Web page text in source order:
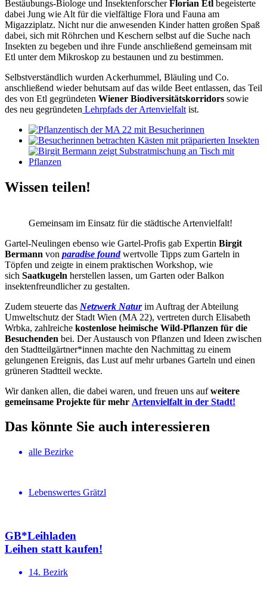
Bestäubungs-Biologe und InsektenforscherFlorian Etl begeisterte
dabei Jung wie Alt für die vielfältige Flora und Fauna am
Migazziplatz. Nicht nur die anwesenden Kinder hatten großen Spaß
dabei, sich mit Röhrchen und Keschern selbst auf die Suche nach
Insekten zu begeben und ihre Funde anschließend gemeinsam mit
Etl unter dem Mikroskop zu bestaunen und zu bestimmen.
Selbstverständlich wurden Ackerhummel, Bläuling und Co.
anschließend wieder behutsam auf das wilde Beet entlassen, das Teil
des von Etl gegründeten Wiener Biodiversitätskorridors sowie
des neu gegründeten Lehrpfads der Artenvielfalt ist.
Wissen teilen!
Gemeinsam im Einsatz für die städtische Artenvielfalt!
Gartel-Neulingen ebenso wie Gartel-Profis gab Expertin Birgit
Bermann von paradise found wertvolle Tipps zum Garteln in
Töpfen und zeigte in einem praktischen Workshop, wie
sich Saatkugeln herstellen lassen, um Garten oder Balkon
insektenfreundlicher zu gestalten.
Zudem steuerte das Netzwerk Natur im Auftrag der Abteilung
Umweltschutz der Stadt Wien (MA 22), vertreten durch Elisabeth
Wrbka, zahlreiche kostenlose heimische Wild-Pflanzen für die
Besuchenden bei. Der Austausch von Pflanzen und Ideen zwischen
den Stadtteilgärtner*innen machte den Nachmittag zu einem
gelungenen Ereignis, das Lust auf mehr urbanes Garteln und einen
grüneren Stadtteil weckte.
Wir danken allen, die dabei waren, und freuen uns aufweitere
gemeinsame Projekte für mehr Artenvielfalt in der Stadt!
Das könnte Sie auch interessieren
alle Bezirke
Lebenswertes Grätzl
GB*Leihladen
Leihen statt kaufen!
14. Bezirk